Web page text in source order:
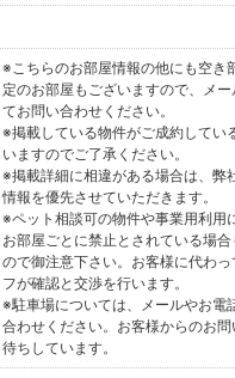
※こちらのお部屋情報の他にも空き
定のお部屋もございますので、メ
てお問い合わせください。
※掲載している物件がご成約してい
いますのでご了承ください。
※掲載詳細に相違がある場合は、弊
情報を優先させていただきます。
※ペット相談可の物件や事業用利用
お部屋ごとに禁止とされている場
ので御注意下さい。お客様に代わっ
フが確認と交渉を行います。
※駐車場については、メールやお電
合わせください。お客様からのお
待ちしています。